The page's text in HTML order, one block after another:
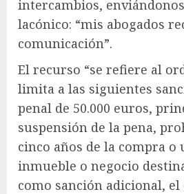
intercambios,
lacónico: “mis abogados
comunicación”.
El recurso “se refiere al
limita a las siguientes
penal de 50.000 euros,
suspensión de la pena,
cinco años de la compra o
inmueble o negocio
como sanción adicional, el